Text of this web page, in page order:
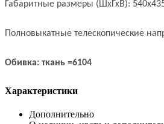
Габаритные размеры (ШхГхВ):
Полновыкатные телескопические
Обивка: ткань =6104
Характеристики
Дополнительно